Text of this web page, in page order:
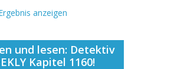
anzeigen
und lesen: Detektiv
Kapitel 1160!